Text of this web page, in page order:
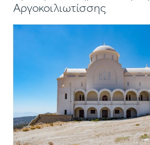
Αργοκοιλιωτίσσης